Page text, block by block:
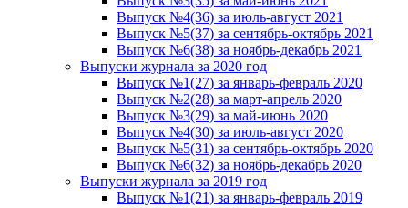
Выпуск №4(36) за июль-август 2021
Выпуск №5(37) за сентябрь-октябрь 2021
Выпуск №6(38) за ноябрь-декабрь 2021
Выпуски журнала за 2020 год
Выпуск №1(27) за январь-февраль 2020
Выпуск №2(28) за март-апрель 2020
Выпуск №3(29) за май-июнь 2020
Выпуск №4(30) за июль-август 2020
Выпуск №5(31) за сентябрь-октябрь 2020
Выпуск №6(32) за ноябрь-декабрь 2020
Выпуски журнала за 2019 год
Выпуск №1(21) за январь-февраль 2019